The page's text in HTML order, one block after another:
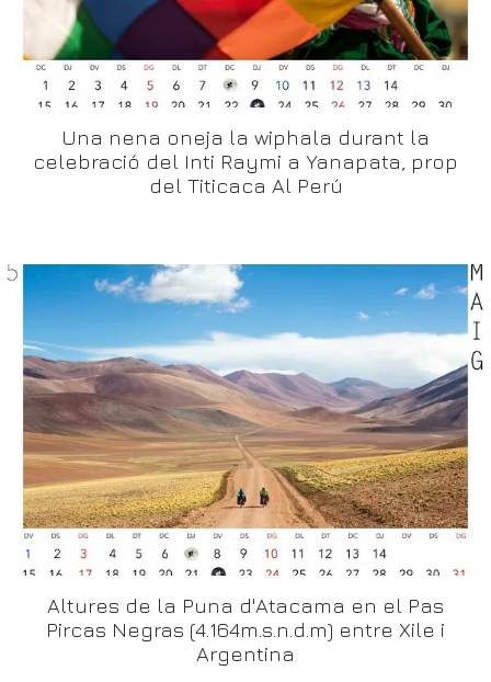
Una nena oneja la wiphala durant la
celebració del Inti Raymi a Yanapata, prop
del Titicaca Al Perú
Altures de la Puna d'Atacama en el Pas
Pircas Negras (4.164m.s.n.d.m) entre Xile i
Argentina